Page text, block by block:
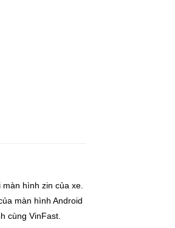
hình zin của xe.
màn hình Android
cùng VinFast.